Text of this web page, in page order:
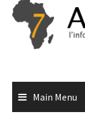
Skip
content
Main Menu